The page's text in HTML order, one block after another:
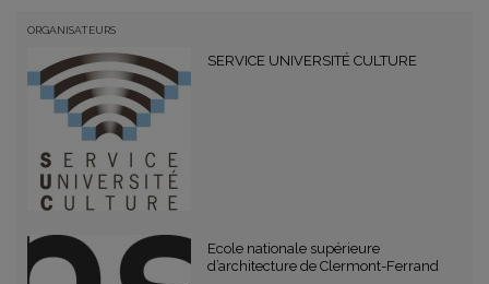
ORGANISATEURS
SERVICE UNIVERSITÉ CULTURE
Ecole nationale supérieure
d’architecture de Clermont-Ferrand